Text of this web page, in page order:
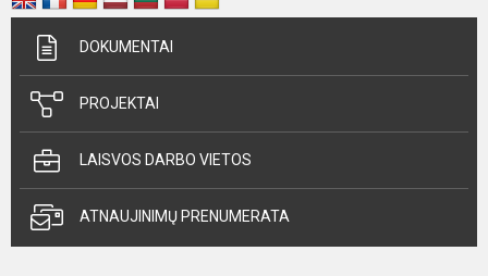
DOKUMENTAI
PROJEKTAI
LAISVOS DARBO VIETOS
ATNAUJINIMŲ PRENUMERATA